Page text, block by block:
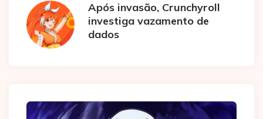
Após invasão, Crunchyroll
investiga vazamento de
dados